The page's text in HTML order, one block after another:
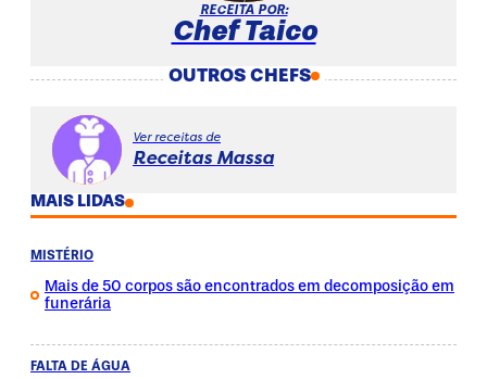
RECEITA POR:
Chef Taico
OUTROS CHEFS
Ver receitas de
Receitas Massa
MAIS LIDAS
MISTÉRIO
Mais de 50 corpos são encontrados em decomposição em
funerária
FALTA DE ÁGUA